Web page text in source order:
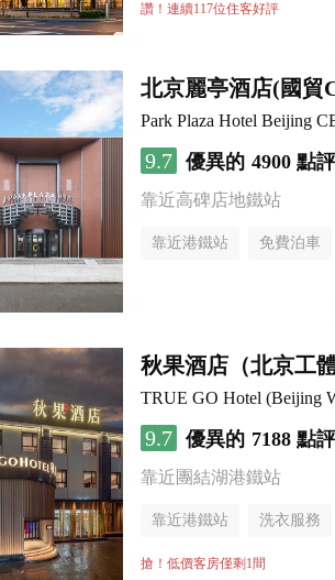
讚！連續117位住客好評
北京麗亭酒店(國貿
Park Plaza Hotel Beijing
9.7 優異的 4900 點評
靠近高碑店地鐵站
靠近港鐵站 免費泊車
秋果酒店（北京工
TRUE GO Hotel (Beijing
9.7 優異的 7188 點評
靠近團結湖港鐵站
靠近港鐵站 洗衣服務
無煙樓層
搶！低價客房僅剩1間